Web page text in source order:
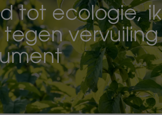
tot ecologie, ik
vervuiling